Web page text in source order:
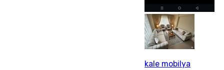
kale mobilya